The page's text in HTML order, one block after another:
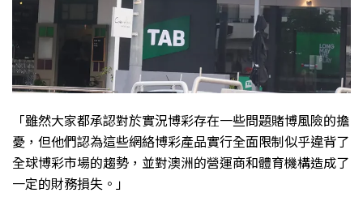
「雖然大家都承認對於實況博彩存在一些問題賭博風險的擔
憂，但他們認為這些網絡博彩產品實行全面限制似乎違背了
全球博彩市場的趨勢，並對澳洲的營運商和體育機構造成了
一定的財務損失。」